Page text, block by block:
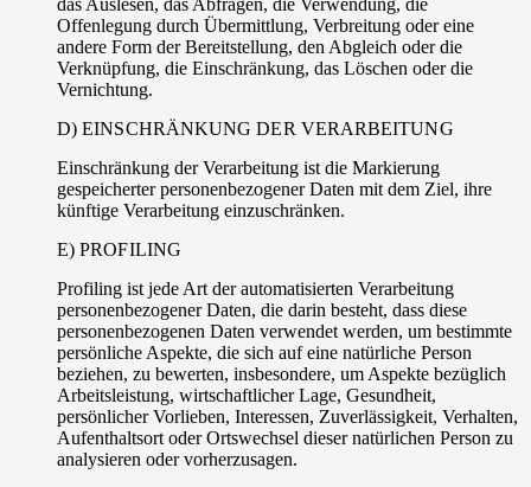
das Auslesen, das Abfragen, die Verwendung, die
Offenlegung durch Übermittlung, Verbreitung oder eine
andere Form der Bereitstellung, den Abgleich oder die
Verknüpfung, die Einschränkung, das Löschen oder die
Vernichtung.
D) EINSCHRÄNKUNG DER VERARBEITUNG
Einschränkung der Verarbeitung ist die Markierung
gespeicherter personenbezogener Daten mit dem Ziel, ihre
künftige Verarbeitung einzuschränken.
E) PROFILING
Profiling ist jede Art der automatisierten Verarbeitung
personenbezogener Daten, die darin besteht, dass diese
personenbezogenen Daten verwendet werden, um bestimmte
persönliche Aspekte, die sich auf eine natürliche Person
beziehen, zu bewerten, insbesondere, um Aspekte bezüglich
Arbeitsleistung, wirtschaftlicher Lage, Gesundheit,
persönlicher Vorlieben, Interessen, Zuverlässigkeit, Verhalten,
Aufenthaltsort oder Ortswechsel dieser natürlichen Person zu
analysieren oder vorherzusagen.